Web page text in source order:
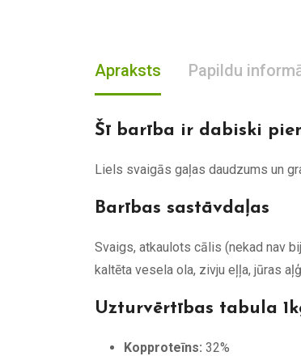
Apraksts Papildu
Šī barība ir dabiski
Liels svaigās gaļas daudzums un
Barības sastāvdaļas
Svaigs, atkaulots cālis (nekad nav
kaltēta vesela ola, zivju eļļa, jūras
Uzturvērtības tabula
Kopproteīns: 32%